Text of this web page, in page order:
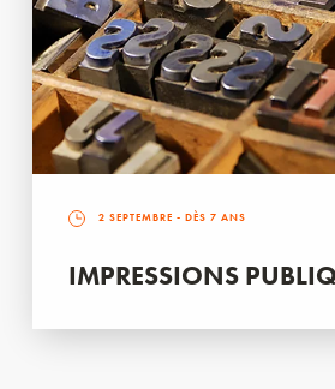
2 SEPTEMBRE - DÈS 7 ANS
IMPRESSIONS